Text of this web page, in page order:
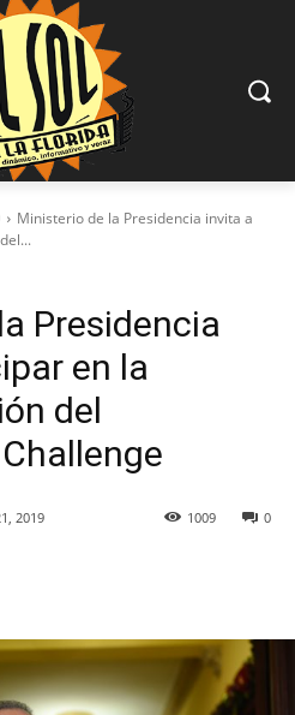
Ministerio de la Presidencia invita a
Presidencia
en la
del
2019 0
1009